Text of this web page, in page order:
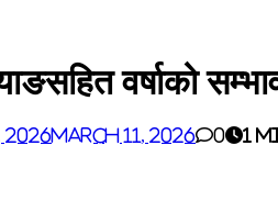
वर्षाको
2026March 11, 2026 0 1